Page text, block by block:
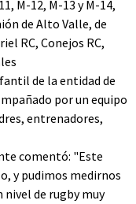
M-12, M-13 y M-14,
de Alto Valle, de
RC, Conejos RC,
de la entidad de
por un equipo
entrenadores,
comentó: "Este
y pudimos medirnos
de rugby muy